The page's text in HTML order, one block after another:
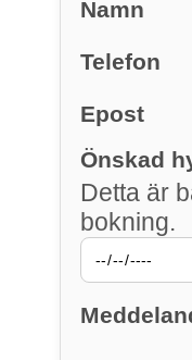
Namn
Telefon
Epost
Önskad
Detta är
bokning.